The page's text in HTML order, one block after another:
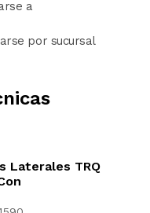
a
por sucursal
Laterales TRQ